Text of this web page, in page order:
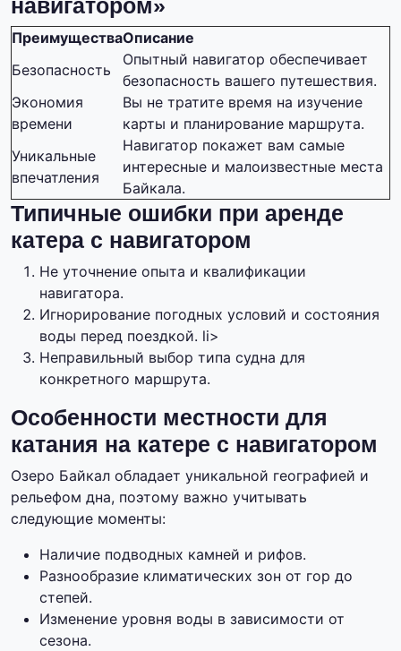
навигатором»
ПреимуществаОписание
Безопасность
Опытный навигатор обеспечивает
безопасность вашего путешествия.
Экономия
времени
Вы не тратите время на изучение
карты и планирование маршрута.
Уникальные
впечатления
Навигатор покажет вам самые
интересные и малоизвестные места
Байкала.
Типичные ошибки при аренде
катера с навигатором
Не уточнение опыта и квалификации
навигатора.
Игнорирование погодных условий и состояния
воды перед поездкой. li>
Неправильный выбор типа судна для
конкретного маршрута.
Особенности местности для
катания на катере с навигатором
Озеро Байкал обладает уникальной географией и
рельефом дна, поэтому важно учитывать
следующие моменты:
Наличие подводных камней и рифов.
Разнообразие климатических зон от гор до
степей.
Изменение уровня воды в зависимости от
сезона.